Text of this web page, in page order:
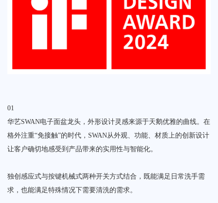
01
华艺SWAN电子面盆龙头，外形设计灵感来源于天鹅优雅的曲线。在
格外注重“免接触”的时代，SWAN从外观、功能、材质上的创新设计
让客户确切地感受到产品带来的实用性与智能化。
独创感应式与按键机械式两种开关方式结合，既能满足日常洗手需
求，也能满足特殊情况下需要清洗的需求。